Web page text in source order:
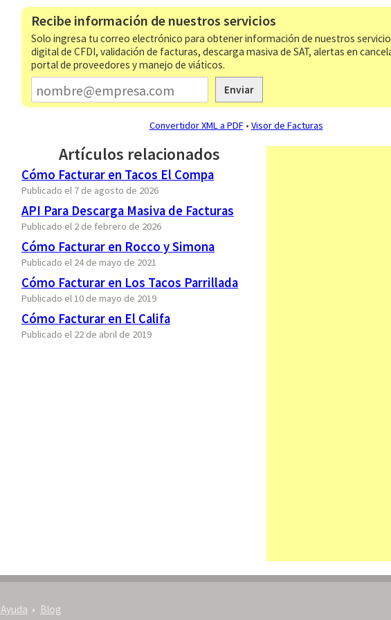
Recibe información de nuestros servicios
Solo ingresa tu correo electrónico para obtener información de nuestros
digital de CFDI, validación de facturas, descarga masiva de SAT, alertas en
portal de proveedores y manejo de viáticos.
Enviar
Convertidor XML a PDF• Visor de Facturas
Artículos relacionados
Cómo Facturar en Tacos El Compa
Publicado el 7 de agosto de 2026
API Para Descarga Masiva de Facturas
Publicado el 2 de febrero de 2026
Cómo Facturar en Rocco y Simona
Publicado el 24 de mayo de 2021
Cómo Facturar en Los Tacos Parrillada
Publicado el 10 de mayo de 2019
Cómo Facturar en El Califa
Publicado el 22 de abril de 2019
Ayuda Blog